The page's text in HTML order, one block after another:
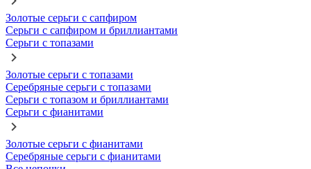
Золотые серьги с сапфиром
Серьги с сапфиром и бриллиантами
Серьги с топазами
Золотые серьги с топазами
Серебряные серьги с топазами
Серьги с топазом и бриллиантами
Серьги с фианитами
Золотые серьги с фианитами
Серебряные серьги с фианитами